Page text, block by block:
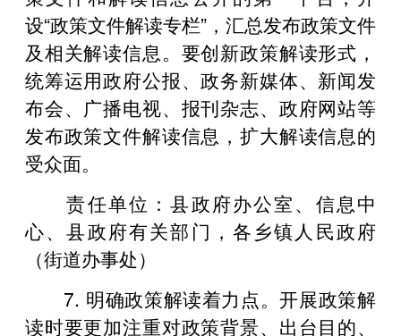
设“政策文件解读专栏”，汇总发布政策文件
及相关解读信息。要创新政策解读形式，
统筹运用政府公报、政务新媒体、新闻发
布会、广播电视、报刊杂志、政府网站等
发布政策文件解读信息，扩大解读信息的
受众面。
责任单位：县政府办公室、信息中
心、县政府有关部门，各乡镇人民政府
（街道办事处）
7. 明确政策解读着力点。开展政策解
读时要更加注重对政策背景、出台目的、